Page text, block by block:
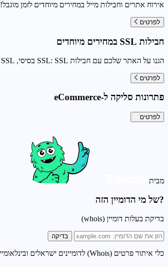
אירוח אתרים וחבילות מייל במחירים מיוחדים לזמן מוגבל!
לפרטים
חבילות SSL במחירים מיוחדים
הגנו על האתר שלכם עם חבילות SSL: SSL בסיסי, SSL מתקדם, SSL לעסקים גדולים
לפרטים
פתרונות סליקה ל-eCommerce
לפרטים
מבית
?של מי הדומיין הזה
בדיקת בעלות דומיין (whois)
בדיקה
כלי איתור פרטים (Whois) לדומיינים ישראלים ובינלאומיים, באמצעותו ניתן לאתר פרטים על דומיין כדוגמת: בדיקת תוקף דומיין, בדיקת זמינות דומיין, בדיקת בעלות דומיין, בדיקת נעילת דומיין